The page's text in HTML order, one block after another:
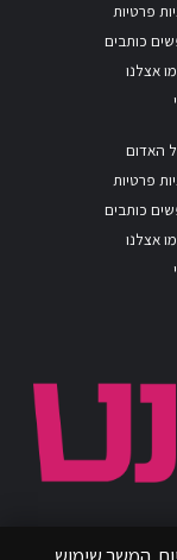
פרטיות
כותבים
אצלנו
האדום
פרטיות
כותבים
אצלנו